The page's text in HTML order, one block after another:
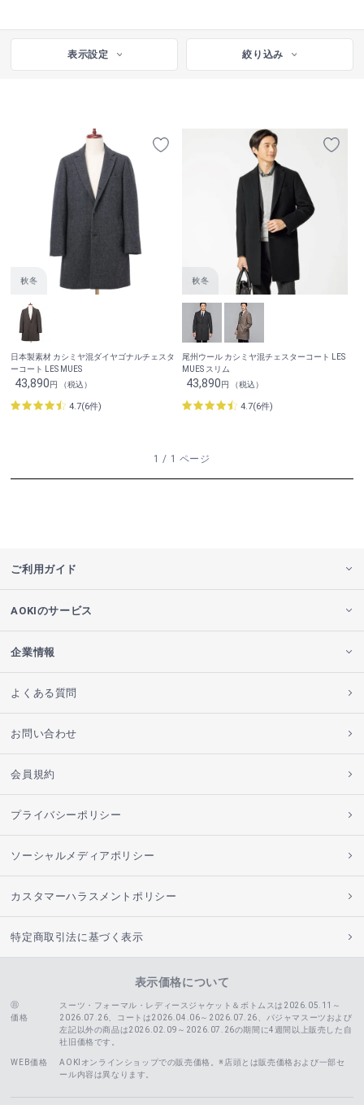
表示設定 絞り込み
日本製素材 カシミヤ混ダイヤゴナルチェスタ
ーコート LES MUES
43,890円 （税込）
4.7(6件)
尾州ウール カシミヤ混チェスターコート LES
MUES スリム
43,890円 （税込）
4.7(6件)
1 / 1 ページ
ご利用ガイド
AOKIのサービス
企業情報
よくある質問
お問い合わせ
会員規約
プライバシーポリシー
ソーシャルメディアポリシー
カスタマーハラスメントポリシー
特定商取引法に基づく表示
表示価格について
価格
スーツ・フォーマル・レディースジャケット＆ボトムスは2026.05.11～
2026.07.26、コートは2026.04.06～2026.07.26、
パジャマスーツおよび
左記以外の商品は2026.02.09～2026.07.26の期間に4週間以上販売した自
社旧価格です。
WEB価格
AOKIオンラインショップでの販売価格。※店頭とは販売価格および一部セ
ール内容は異なります。